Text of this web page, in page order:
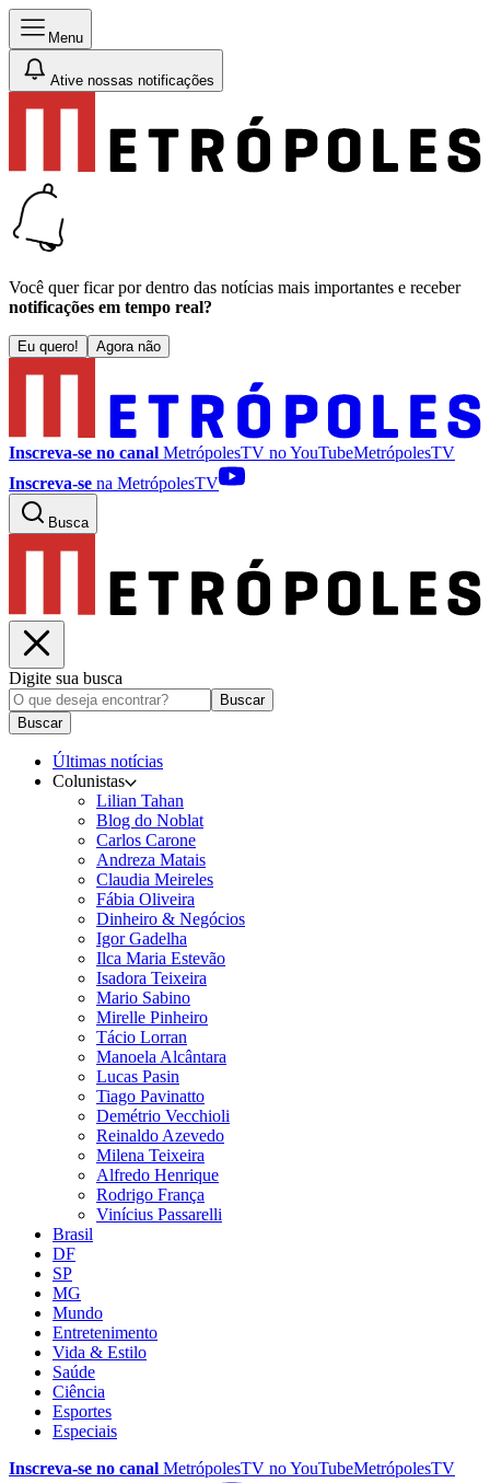
Menu
Ative nossas notificações
Você quer ficar por dentro das notícias mais importantes e receber
notificações em tempo real?
Eu quero! Agora não
Inscreva-se no canal MetrópolesTV noYouTubeMetrópolesTV
Inscreva-se na MetrópolesTV
Busca
Digite sua busca
Buscar
Buscar
Últimas notícias
Colunistas
Lilian Tahan
Blog do Noblat
Carlos Carone
Andreza Matais
Claudia Meireles
Fábia Oliveira
Dinheiro & Negócios
Igor Gadelha
Ilca Maria Estevão
Isadora Teixeira
Mario Sabino
Mirelle Pinheiro
Tácio Lorran
Manoela Alcântara
Lucas Pasin
Tiago Pavinatto
Demétrio Vecchioli
Reinaldo Azevedo
Milena Teixeira
Alfredo Henrique
Rodrigo França
Vinícius Passarelli
Brasil
DF
SP
MG
Mundo
Entretenimento
Vida & Estilo
Saúde
Ciência
Esportes
Especiais
Inscreva-se no canal MetrópolesTV noYouTubeMetrópolesTV